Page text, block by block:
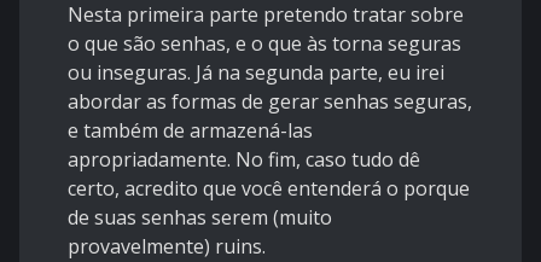
Nesta primeira parte pretendo tratar sobre
o que são senhas, e o que às torna seguras
ou inseguras. Já na segunda parte, eu irei
abordar as formas de gerar senhas seguras,
e também de armazená-las
apropriadamente. No fim, caso tudo dê
certo, acredito que você entenderá o porque
de suas senhas serem (muito
provavelmente) ruins.